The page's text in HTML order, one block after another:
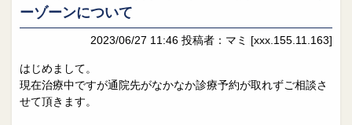
ーゾーンについて
2023/06/27 11:46 投稿者：マミ [xxx.155.11.163]
はじめまして。
現在治療中ですが通院先がなかなか診療予約が取れずご相談さ
せて頂きます。